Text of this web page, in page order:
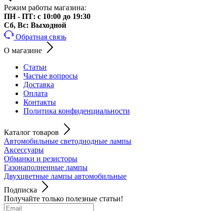
Режим работы магазина:
ПН - ПТ: с 10:00 до 19:30
Сб, Вс: Выходной
Обратная связь
О магазине
Статьи
Частые вопросы
Доставка
Оплата
Контакты
Политика конфиденциальности
Каталог товаров
Автомобильные светодиодные лампы
Аксессуары
Обманки и резисторы
Газонаполненные лампы
Двухцветные лампы автомобильные
Подписка
Получайте только полезные статьи!